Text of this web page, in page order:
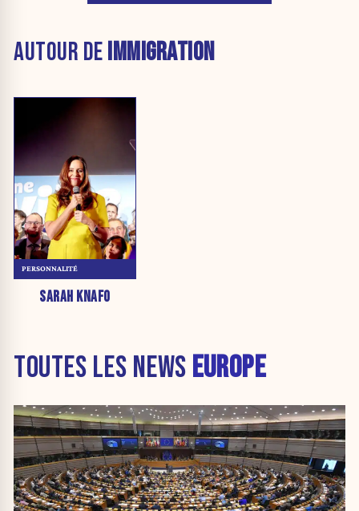
AUTOUR DEIMMIGRATION
SARAH KNAFO
PERSONNALITÉ
TOUTES LES NEWS EUROPE